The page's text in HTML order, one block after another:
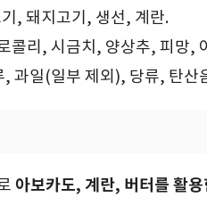
, 돼지고기, 생선, 계란.
콜리, 시금치, 양상추, 피망,
, 과일(일부 제외), 당류, 탄산
아보카도, 계란, 버터를 활용